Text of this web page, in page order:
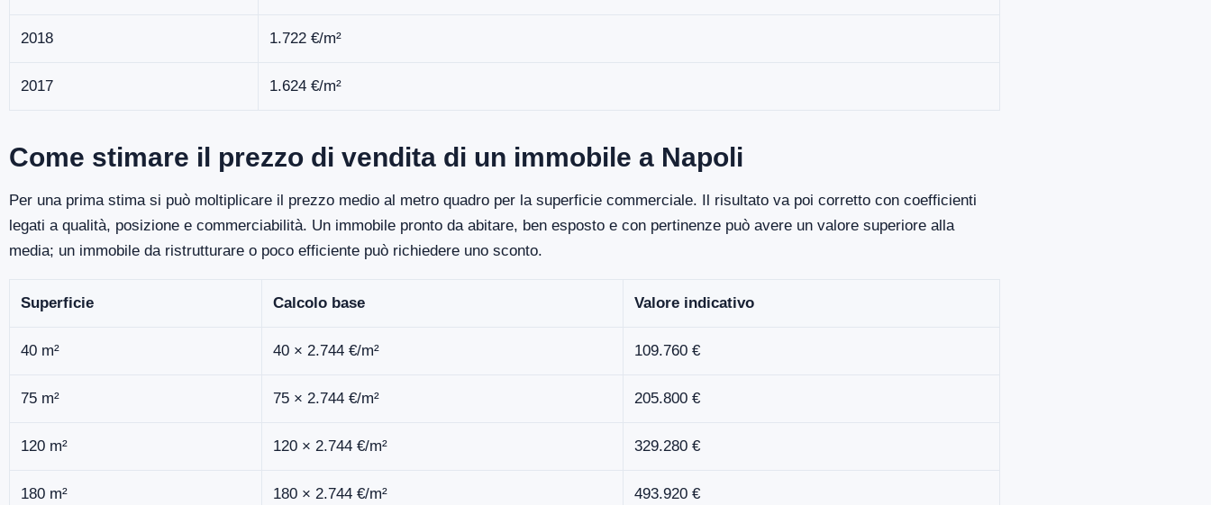
2018 1.722 €/m²
2017 1.624 €/m²
Come stimare il prezzo di vendita di un immobile a Napoli
Per una prima stima si può moltiplicare il prezzo medio al metro quadro per la superficie commerciale. Il risultato va poi corretto con coefficienti
legati a qualità, posizione e commerciabilità. Un immobile pronto da abitare, ben esposto e con pertinenze può avere un valore superiore alla
media; un immobile da ristrutturare o poco efficiente può richiedere uno sconto.
Superficie Calcolo base Valore indicativo
40 m² 40 × 2.744 €/m² 109.760 €
75 m² 75 × 2.744 €/m² 205.800 €
120 m² 120 × 2.744 €/m² 329.280 €
180 m² 180 × 2.744 €/m² 493.920 €